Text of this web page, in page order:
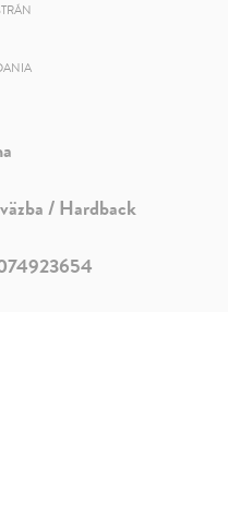
/ Hardback